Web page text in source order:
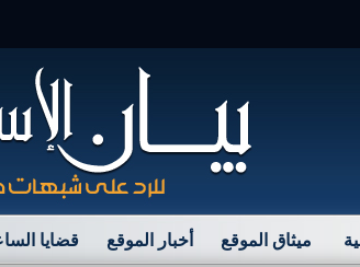
ميثاق الموقع أخبار الموقع قضايا